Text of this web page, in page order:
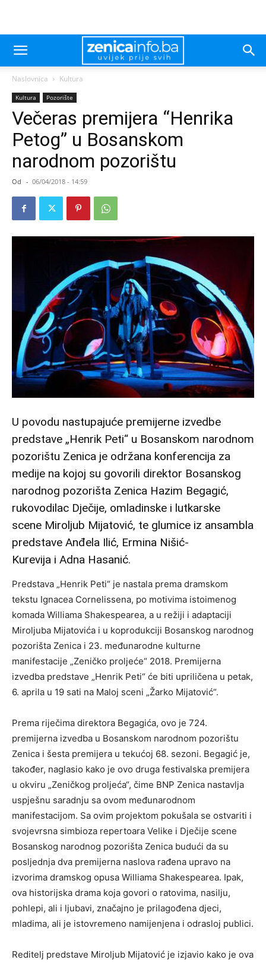
Naslovnica Kultura
Kultura Pozorište
Večeras premijera “Henrika
Petog” u Bosanskom
narodnom pozorištu
Od - 06/04/2018 - 14:59
U povodu nastupajuće premijerne izvedbe
predstave „Henrik Peti“ u Bosanskom narodnom
pozorištu Zenica je održana konferencija za
medije na kojoj su govorili direktor Bosanskog
narodnog pozorišta Zenica Hazim Begagić,
rukovodilac Dječije, omladinske i lutkarske
scene Miroljub Mijatović, te glumice iz ansambla
predstave Anđela Ilić, Ermina Nišić-
Kurevija i Adna Hasanić.
Predstava „Henrik Peti“ je nastala prema dramskom
tekstu Ignacea Cornelissena, po motivima istoimenog
komada Williama Shakespearea, a u režiji i adaptaciji
Miroljuba Mijatovića i u koprodukciji Bosanskog narodnog
pozorišta Zenica i 23. međunarodne kulturne
manifestacije „Zeničko proljeće“ 2018. Premijerna
izvedba predstave „Henrik Peti“ će biti upriličena u petak,
6. aprila u 19 sati na Maloj sceni „Žarko Mijatović“.
Prema riječima direktora Begagića, ovo je 724.
premijerna izvedba u Bosanskom narodnom pozorištu
Zenica i šesta premijera u tekućoj 68. sezoni. Begagić je,
također, naglasio kako je ovo druga festivalska premijera
u okviru „Zeničkog proljeća“, čime BNP Zenica nastavlja
uspješnu saradnju sa ovom međunarodnom
manifestacijom. Sa ovim projektom pokušala se ostvariti i
svojevrsna simbioza repertoara Velike i Dječije scene
Bosanskog narodnog pozorišta Zenica budući da su
posljednja dva premijerna naslova rađena upravo na
izvorima dramskog opusa Williama Shakespearea. Ipak,
ova historijska drama koja govori o ratovima, nasilju,
pohlepi, ali i ljubavi, značajno je prilagođena djeci,
mladima, ali je istovremeno namijenjena i odrasloj publici.
Reditelj predstave Miroljub Mijatović je izjavio kako je ova